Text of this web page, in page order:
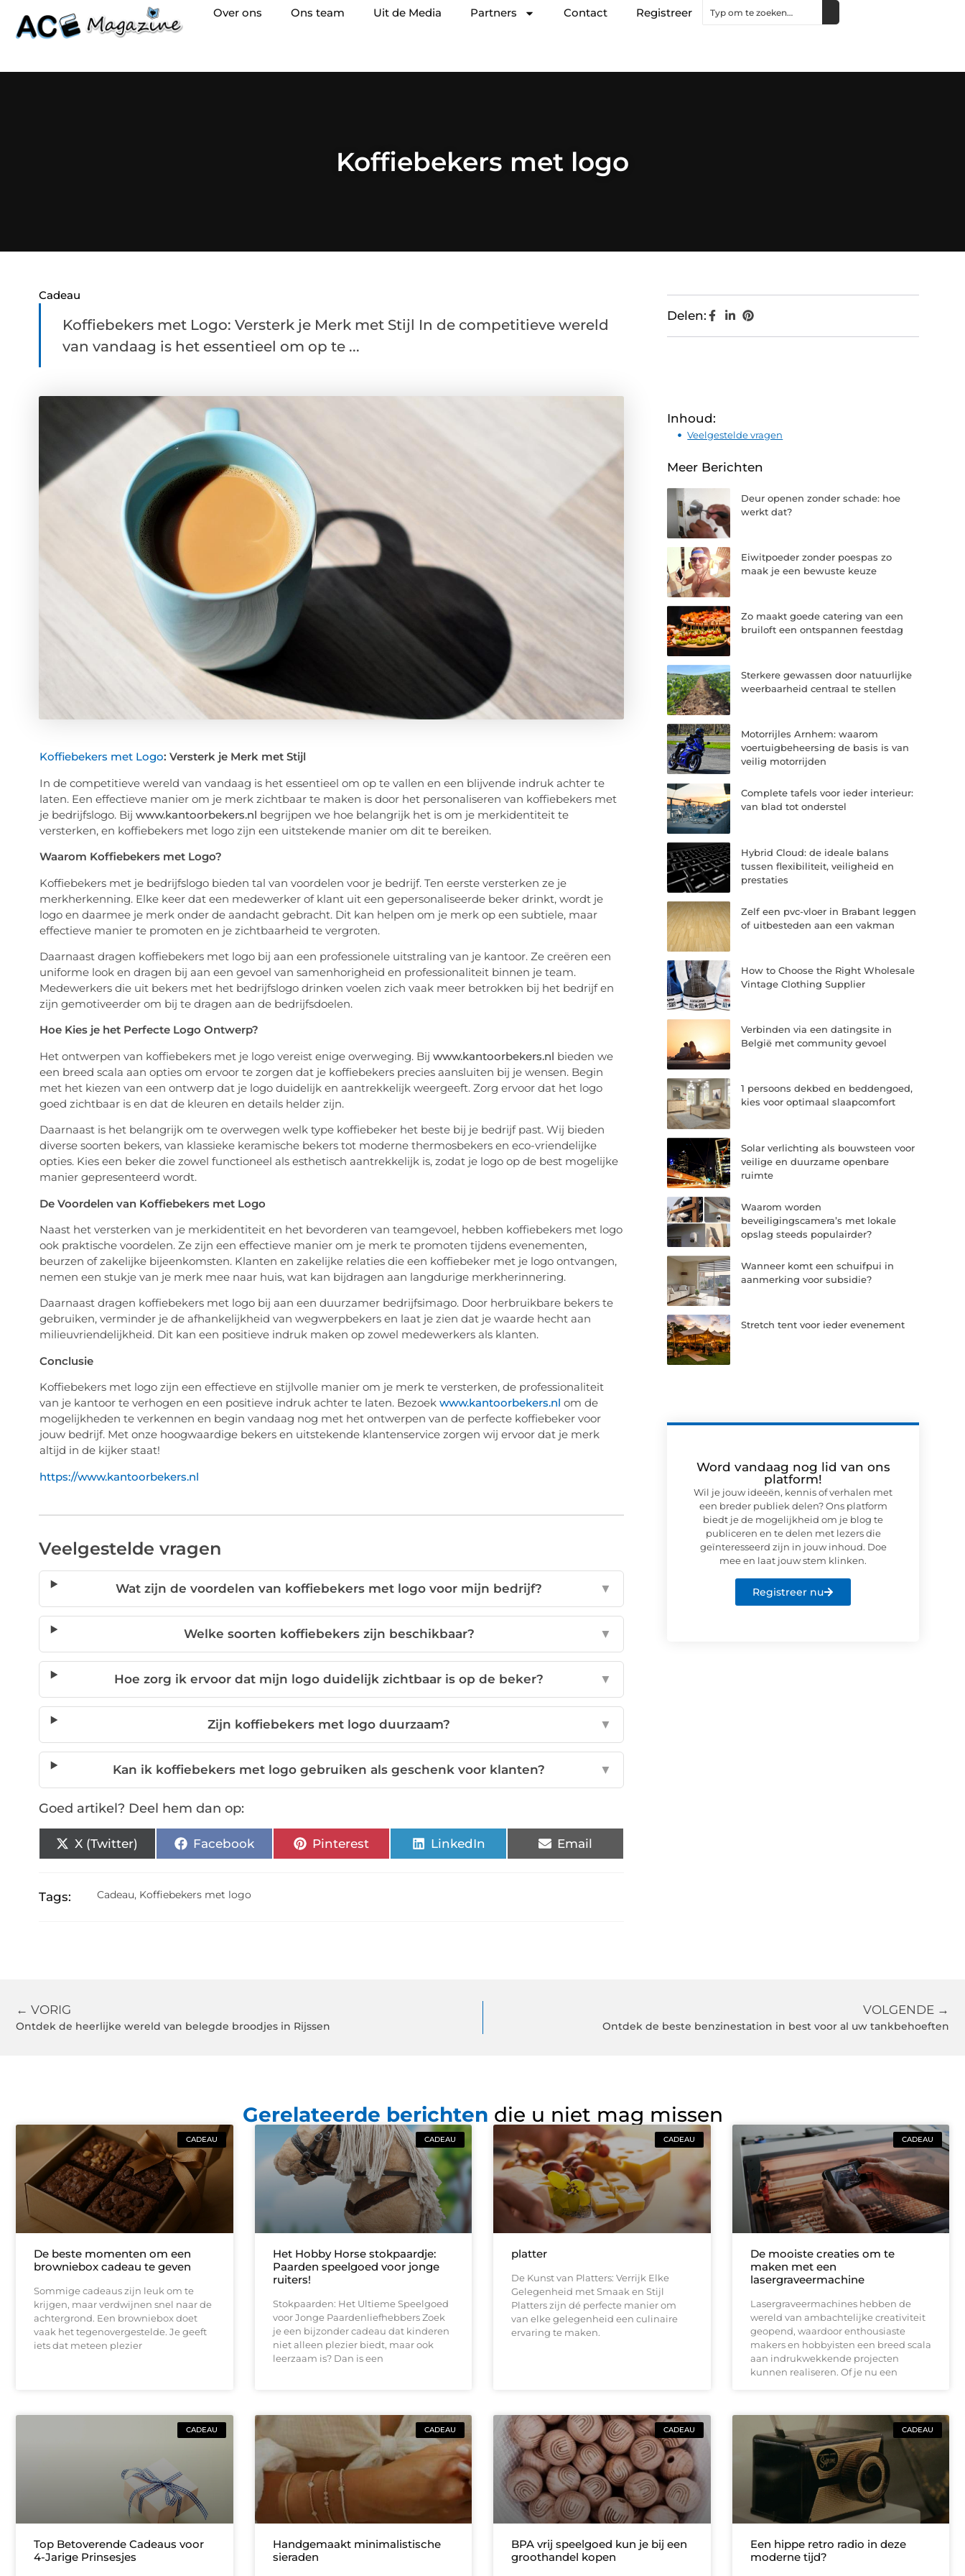
Over ons Ons team Uit de Media Partners Contact Registreer
Koffiebekers met logo
Cadeau
Koffiebekers met Logo: Versterk je Merk met Stijl In de competitieve wereld
van vandaag is het essentieel om op te ...
Koffiebekers met Logo: Versterk je Merk met Stijl
In de competitieve wereld van vandaag is het essentieel om op te vallen en een blijvende indruk achter te
laten. Een effectieve manier om je merk zichtbaar te maken is door het personaliseren van koffiebekers met
je bedrijfslogo. Bij www.kantoorbekers.nl begrijpen we hoe belangrijk het is om je merkidentiteit te
versterken, en koffiebekers met logo zijn een uitstekende manier om dit te bereiken.
Waarom Koffiebekers met Logo?
Koffiebekers met je bedrijfslogo bieden tal van voordelen voor je bedrijf. Ten eerste versterken ze je
merkherkenning. Elke keer dat een medewerker of klant uit een gepersonaliseerde beker drinkt, wordt je
logo en daarmee je merk onder de aandacht gebracht. Dit kan helpen om je merk op een subtiele, maar
effectieve manier te promoten en je zichtbaarheid te vergroten.
Daarnaast dragen koffiebekers met logo bij aan een professionele uitstraling van je kantoor. Ze creëren een
uniforme look en dragen bij aan een gevoel van samenhorigheid en professionaliteit binnen je team.
Medewerkers die uit bekers met het bedrijfslogo drinken voelen zich vaak meer betrokken bij het bedrijf en
zijn gemotiveerder om bij te dragen aan de bedrijfsdoelen.
Hoe Kies je het Perfecte Logo Ontwerp?
Het ontwerpen van koffiebekers met je logo vereist enige overweging. Bij www.kantoorbekers.nl bieden we
een breed scala aan opties om ervoor te zorgen dat je koffiebekers precies aansluiten bij je wensen. Begin
met het kiezen van een ontwerp dat je logo duidelijk en aantrekkelijk weergeeft. Zorg ervoor dat het logo
goed zichtbaar is en dat de kleuren en details helder zijn.
Daarnaast is het belangrijk om te overwegen welk type koffiebeker het beste bij je bedrijf past. Wij bieden
diverse soorten bekers, van klassieke keramische bekers tot moderne thermosbekers en eco-vriendelijke
opties. Kies een beker die zowel functioneel als esthetisch aantrekkelijk is, zodat je logo op de best mogelijke
manier gepresenteerd wordt.
De Voordelen van Koffiebekers met Logo
Naast het versterken van je merkidentiteit en het bevorderen van teamgevoel, hebben koffiebekers met logo
ook praktische voordelen. Ze zijn een effectieve manier om je merk te promoten tijdens evenementen,
beurzen of zakelijke bijeenkomsten. Klanten en zakelijke relaties die een koffiebeker met je logo ontvangen,
nemen een stukje van je merk mee naar huis, wat kan bijdragen aan langdurige merkherinnering.
Daarnaast dragen koffiebekers met logo bij aan een duurzamer bedrijfsimago. Door herbruikbare bekers te
gebruiken, verminder je de afhankelijkheid van wegwerpbekers en laat je zien dat je waarde hecht aan
milieuvriendelijkheid. Dit kan een positieve indruk maken op zowel medewerkers als klanten.
Conclusie
Koffiebekers met logo zijn een effectieve en stijlvolle manier om je merk te versterken, de professionaliteit
van je kantoor te verhogen en een positieve indruk achter te laten. Bezoek www.kantoorbekers.nl om de
mogelijkheden te verkennen en begin vandaag nog met het ontwerpen van de perfecte koffiebeker voor
jouw bedrijf. Met onze hoogwaardige bekers en uitstekende klantenservice zorgen wij ervoor dat je merk
altijd in de kijker staat!
https://www.kantoorbekers.nl
Veelgestelde vragen
Wat zijn de voordelen van koffiebekers met logo voor mijn bedrijf? ▼
Welke soorten koffiebekers zijn beschikbaar? ▼
Hoe zorg ik ervoor dat mijn logo duidelijk zichtbaar is op de beker? ▼
Zijn koffiebekers met logo duurzaam? ▼
Kan ik koffiebekers met logo gebruiken als geschenk voor klanten? ▼
Goed artikel? Deel hem dan op:
X (Twitter) Facebook Pinterest LinkedIn Email
Tags: Cadeau, Koffiebekers met logo
Delen:
Inhoud:
Veelgestelde vragen
Meer Berichten
Deur openen zonder schade: hoe
werkt dat?
Eiwitpoeder zonder poespas zo
maak je een bewuste keuze
Zo maakt goede catering van een
bruiloft een ontspannen feestdag
Sterkere gewassen door natuurlijke
weerbaarheid centraal te stellen
Motorrijles Arnhem: waarom
voertuigbeheersing de basis is van
veilig motorrijden
Complete tafels voor ieder interieur:
van blad tot onderstel
Hybrid Cloud: de ideale balans
tussen flexibiliteit, veiligheid en
prestaties
Zelf een pvc-vloer in Brabant leggen
of uitbesteden aan een vakman
How to Choose the Right Wholesale
Vintage Clothing Supplier
Verbinden via een datingsite in
België met community gevoel
1 persoons dekbed en beddengoed,
kies voor optimaal slaapcomfort
Solar verlichting als bouwsteen voor
veilige en duurzame openbare
ruimte
Waarom worden
beveiligingscamera’s met lokale
opslag steeds populairder?
Wanneer komt een schuifpui in
aanmerking voor subsidie?
Stretch tent voor ieder evenement
Word vandaag nog lid van ons
platform!
Wil je jouw ideeën, kennis of verhalen met
een breder publiek delen? Ons platform
biedt je de mogelijkheid om je blog te
publiceren en te delen met lezers die
geïnteresseerd zijn in jouw inhoud. Doe
mee en laat jouw stem klinken.
Registreer nu
← VORIG
Ontdek de heerlijke wereld van belegde broodjes in Rijssen
VOLGENDE →
Ontdek de beste benzinestation in best voor al uw tankbehoeften
Gerelateerde berichten die u niet mag missen
CADEAU
De beste momenten om een
browniebox cadeau te geven
Sommige cadeaus zijn leuk om te
krijgen, maar verdwijnen snel naar de
achtergrond. Een browniebox doet
vaak het tegenovergestelde. Je geeft
iets dat meteen plezier
CADEAU
Het Hobby Horse stokpaardje:
Paarden speelgoed voor jonge
ruiters!
Stokpaarden: Het Ultieme Speelgoed
voor Jonge Paardenliefhebbers Zoek
je een bijzonder cadeau dat kinderen
niet alleen plezier biedt, maar ook
leerzaam is? Dan is een
CADEAU
platter
De Kunst van Platters: Verrijk Elke
Gelegenheid met Smaak en Stijl
Platters zijn dé perfecte manier om
van elke gelegenheid een culinaire
ervaring te maken.
CADEAU
De mooiste creaties om te
maken met een
lasergraveermachine
Lasergraveermachines hebben de
wereld van ambachtelijke creativiteit
geopend, waardoor enthousiaste
makers en hobbyisten een breed scala
aan indrukwekkende projecten
kunnen realiseren. Of je nu een
CADEAU
Top Betoverende Cadeaus voor
4-Jarige Prinsesjes
CADEAU
Handgemaakt minimalistische
sieraden
CADEAU
BPA vrij speelgoed kun je bij een
groothandel kopen
CADEAU
Een hippe retro radio in deze
moderne tijd?